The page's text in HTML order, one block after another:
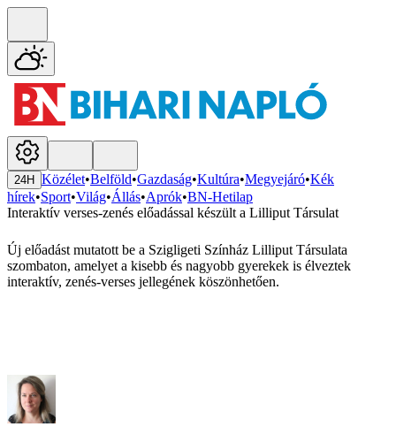
24H Közélet•Belföld•Gazdaság•Kultúra•Megyejáró•Kék
hírek•Sport•Világ•Állás•Aprók•BN-Hetilap
Interaktív verses-zenés előadással készült a Lilliput Társulat
Új előadást mutatott be a Szigligeti Színház Lilliput Társulata
szombaton, amelyet a kisebb és nagyobb gyerekek is élveztek
interaktív, zenés-verses jellegének köszönhetően.